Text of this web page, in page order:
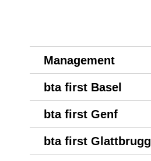
Management
bta first Basel
bta first Genf
bta first Glattbrugg